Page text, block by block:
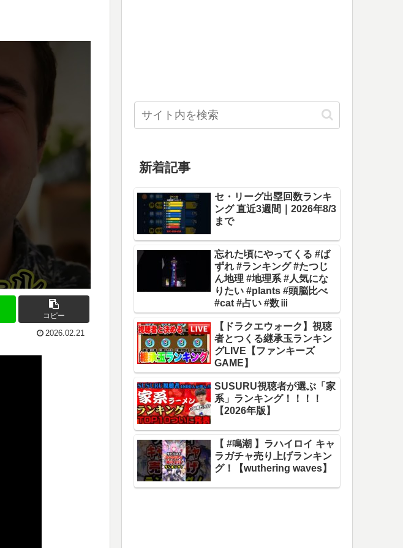
コピー
2026.02.21
新着記事
セ・リーグ出塁回数ランキ
ング 直近3週間｜2026年8/3
まで
忘れた頃にやってくる #ば
ずれ #ランキング #たつじ
ん地理 #地理系 #人気にな
りたい #plants #頭脳比べ
#cat #占い #数ⅲ
【ドラクエウォーク】視聴
者とつくる継承玉ランキン
グLIVE【ファンキーズ
GAME】
SUSURU視聴者が選ぶ「家
系」ランキング！！！！
【2026年版】
【 #鳴潮 】ラハイロイ キャ
ラガチャ売り上げランキン
グ！【wuthering waves】